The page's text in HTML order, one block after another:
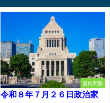
国内問題
令和８年７月２６日政治家